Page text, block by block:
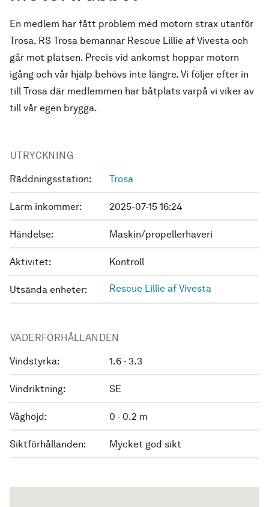
En medlem har fått problem med motorn strax utanför
Trosa. RS Trosa bemannar Rescue Lillie af Vivesta och
går mot platsen. Precis vid ankomst hoppar motorn
igång och vår hjälp behövs inte längre. Vi följer efter in
till Trosa där medlemmen har båtplats varpå vi viker av
till vår egen brygga.
UTRYCKNING
Räddningsstation: Trosa
Larm inkommer: 2025-07-15 16:24
Händelse: Maskin/propellerhaveri
Aktivitet: Kontroll
Utsända enheter: Rescue Lillie af Vivesta
VÄDERFÖRHÅLLANDEN
Vindstyrka: 1.6 - 3.3
Vindriktning: SE
Våghöjd: 0 - 0.2 m
Siktförhållanden: Mycket god sikt